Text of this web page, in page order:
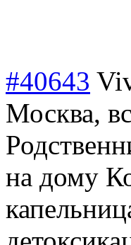
#40643
Москва,
на дому